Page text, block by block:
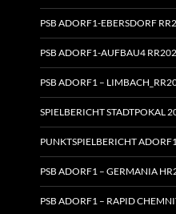
PSB ADORF1-EBERSDORF
PSB ADORF1-AUFBAU4
PSB ADORF1 –
SPIELBERICHT STADTPOKAL
PUNKTSPIELBERICHT
PSB ADORF1 – GERMANIA
PSB ADORF1 – RAPID